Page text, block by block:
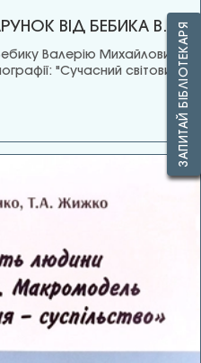
ВІД БЕБИКА В.М.
Валерію Михайловичу
"Сучасний світовий ЗАПИТАЙ БІБЛІОТЕКАРЯ